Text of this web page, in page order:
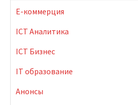
E-коммерция
ICT Аналитика
ICT Бизнес
IT образование
Анонсы